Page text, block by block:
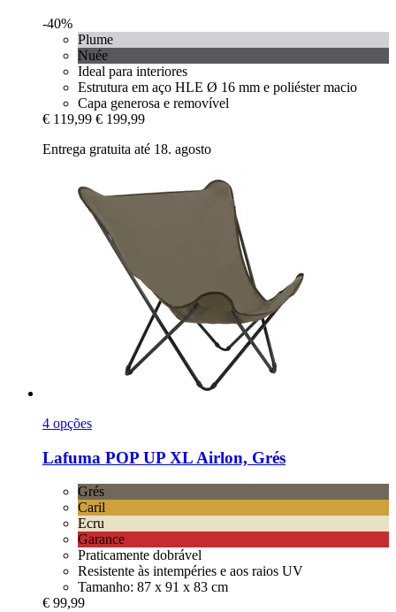
-40%
Plume
Nuée
Ideal para interiores
Estrutura em aço HLE Ø 16 mm e poliéster macio
Capa generosa e removível
€ 119,99 € 199,99
Entrega gratuita até 18. agosto
4 opções
Lafuma POP UP XL Airlon, Grés
Grés
Caril
Ecru
Garance
Praticamente dobrável
Resistente às intempéries e aos raios UV
Tamanho: 87 x 91 x 83 cm
€ 99,99